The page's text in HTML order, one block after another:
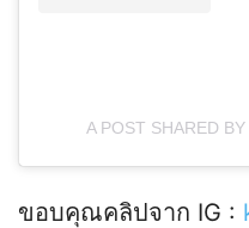
A POST SHARED
ขอบคุณคลิปจาก IG :